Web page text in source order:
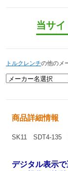
当サイ
トルクレンチの他のメ
商品詳細情報
SK11 SDT4-135
デジタル表示